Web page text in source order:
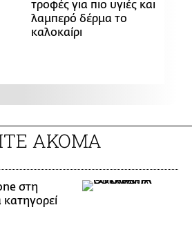
τροφές για πιο υγιές και
λαμπερό δέρμα το
καλοκαίρι
ΑΚΟΜΑ
στη